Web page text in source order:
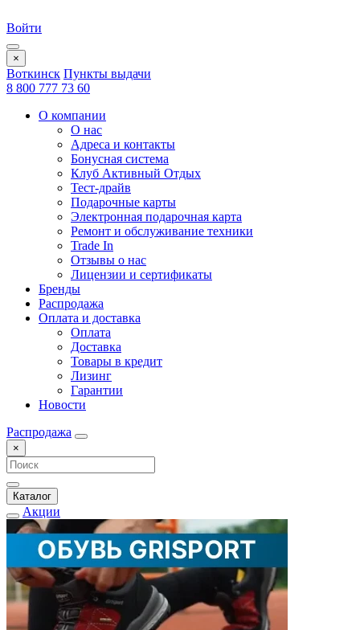
Войти
×
Воткинск Пункты выдачи
8 800 777 73 60
О компании
О нас
Адреса и контакты
Бонусная система
Клуб Активный Отдых
Тест-драйв
Подарочные карты
Электронная подарочная карта
Ремонт и обслуживание техники
Trade In
Отзывы о нас
Лицензии и сертификаты
Бренды
Распродажа
Оплата и доставка
Оплата
Доставка
Товары в кредит
Лизинг
Гарантии
Новости
Распродажа
×
Каталог
Акции